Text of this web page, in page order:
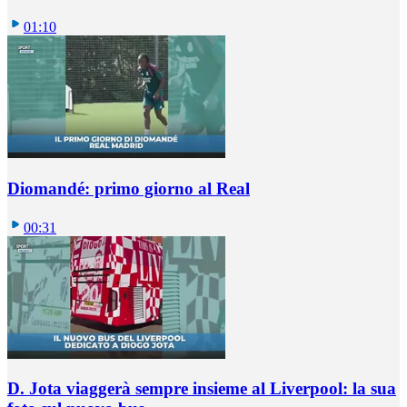
01:10
Diomandé: primo giorno al Real
00:31
D. Jota viaggerà sempre insieme al Liverpool: la sua